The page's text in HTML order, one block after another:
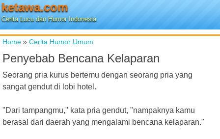
ketawa.com
Cerita Lucu dan Humor Indonesia
Home » Cerita Humor Umum
Penyebab Bencana Kelaparan
Seorang pria kurus bertemu dengan seorang pria yang
sangat gendut di lobi hotel.
"Dari tampangmu," kata pria gendut, "nampaknya kamu
berasal dari daerah yang mengalami bencana kelaparan."